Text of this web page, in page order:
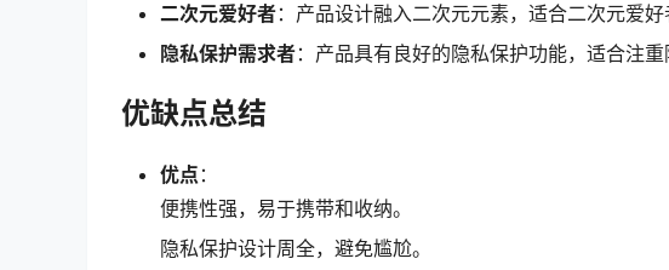
二次元爱好者：产品设计融入二次元元素，适合二次元爱好
隐私保护需求者：产品具有良好的隐私保护功能，适合注重
优缺点总结
优点 ：
便携性强，易于携带和收纳。
隐私保护设计周全，避免尴尬。